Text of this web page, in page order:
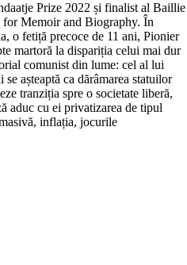
Prize 2022 și finalist al Baillie
Memoir and Biography. În
o fetiță precoce de 11 ani, Pionier
martoră la dispariția celui mai dur
comunist din lume: cel al lui
așteaptă ca dărâmarea statuilor
tranziția spre o societate liberă,
aduc cu ei privatizarea de tipul
inflația, jocurile